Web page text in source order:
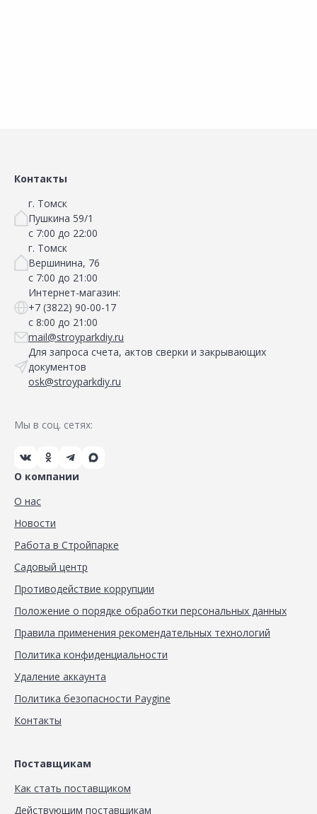
Контакты
г. Томск
Пушкина 59/1
с 7:00 до 22:00
г. Томск
Вершинина, 76
с 7:00 до 21:00
Интернет-магазин:
+7 (3822) 90-00-17
с 8:00 до 21:00
mail@stroyparkdiy.ru
Для запроса счета, актов сверки и закрывающих
документов
osk@stroyparkdiy.ru
Мы в соц. сетях:
О компании
О нас
Новости
Работа в Стройпарке
Садовый центр
Противодействие коррупции
Положение о порядке обработки персональных данных
Правила применения рекомендательных технологий
Политика конфиденциальности
Удаление аккаунта
Политика безопасности Paygine
Контакты
Поставщикам
Как стать поставщиком
Действующим поставщикам